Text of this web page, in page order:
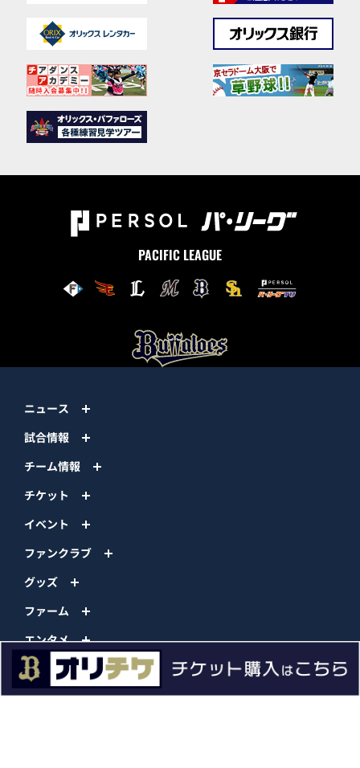
PACIFIC LEAGUE
ニュース
試合情報
チーム情報
チケット
イベント
ファンクラブ
グッズ
ファーム
エンタメ
スタジアム
スポンサー